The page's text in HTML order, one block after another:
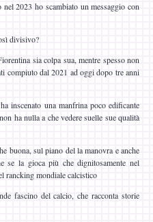
2023 ho scambiato un messaggio con
divisivo?
sia colpa sua, mentre spesso non
compiuto dal 2021 ad oggi dopo tre anni
inscenato una manfrina poco edificante
ha nulla a che vedere suelle sue qualità
buona, sul piano del la manovra e anche
se la gioca più che dignitosamente nel
rancking mondiale calcistico
fascino del calcio, che racconta storie